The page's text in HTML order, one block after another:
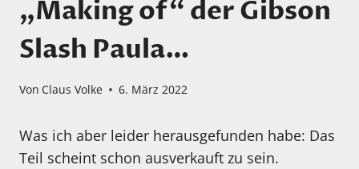
„Making of“ der Gibson
Slash Paula…
Von Claus Volke 6. März 2022
Was ich aber leider herausgefunden habe: Das
Teil scheint schon ausverkauft zu sein.